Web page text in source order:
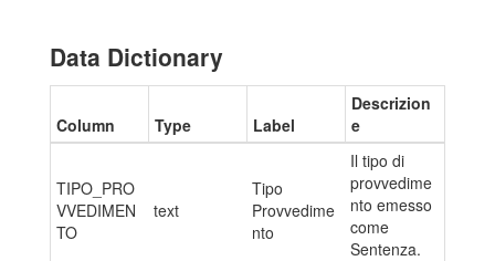
Data Dictionary
Column Type Label
Descrizion
e
TIPO_PRO
VVEDIMEN
TO
text
Tipo
Provvedime
nto
Il tipo di
provvedime
nto emesso
come
Sentenza.